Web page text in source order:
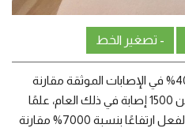
- تصغير الخط
تشير البيانات إلى زيادة بنسبة 4000% في الإصابات الموثقة مقارنة
بعام 2023، حيث تم تسجيل أكثر من 1500 إصابة في ذلك العام، علمًا
بأن عدد الحالات في 2023 شهد بالفعل ارتفاعًا بنسبة 7000% مقارنة